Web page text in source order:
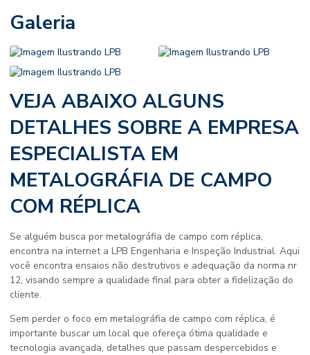
Galeria
VEJA ABAIXO ALGUNS
DETALHES SOBRE A EMPRESA
ESPECIALISTA EM
METALOGRÁFIA DE CAMPO
COM RÉPLICA
Se alguém busca por metalográfia de campo com réplica,
encontra na internet a LPB Engenharia e Inspeção Industrial. Aqui
você encontra ensaios não destrutivos e adequação da norma nr
12, visando sempre a qualidade final para obter a fidelização do
cliente.
Sem perder o foco em metalográfia de campo com réplica, é
importante buscar um local que ofereça ótima qualidade e
tecnologia avançada, detalhes que passam despercebidos e